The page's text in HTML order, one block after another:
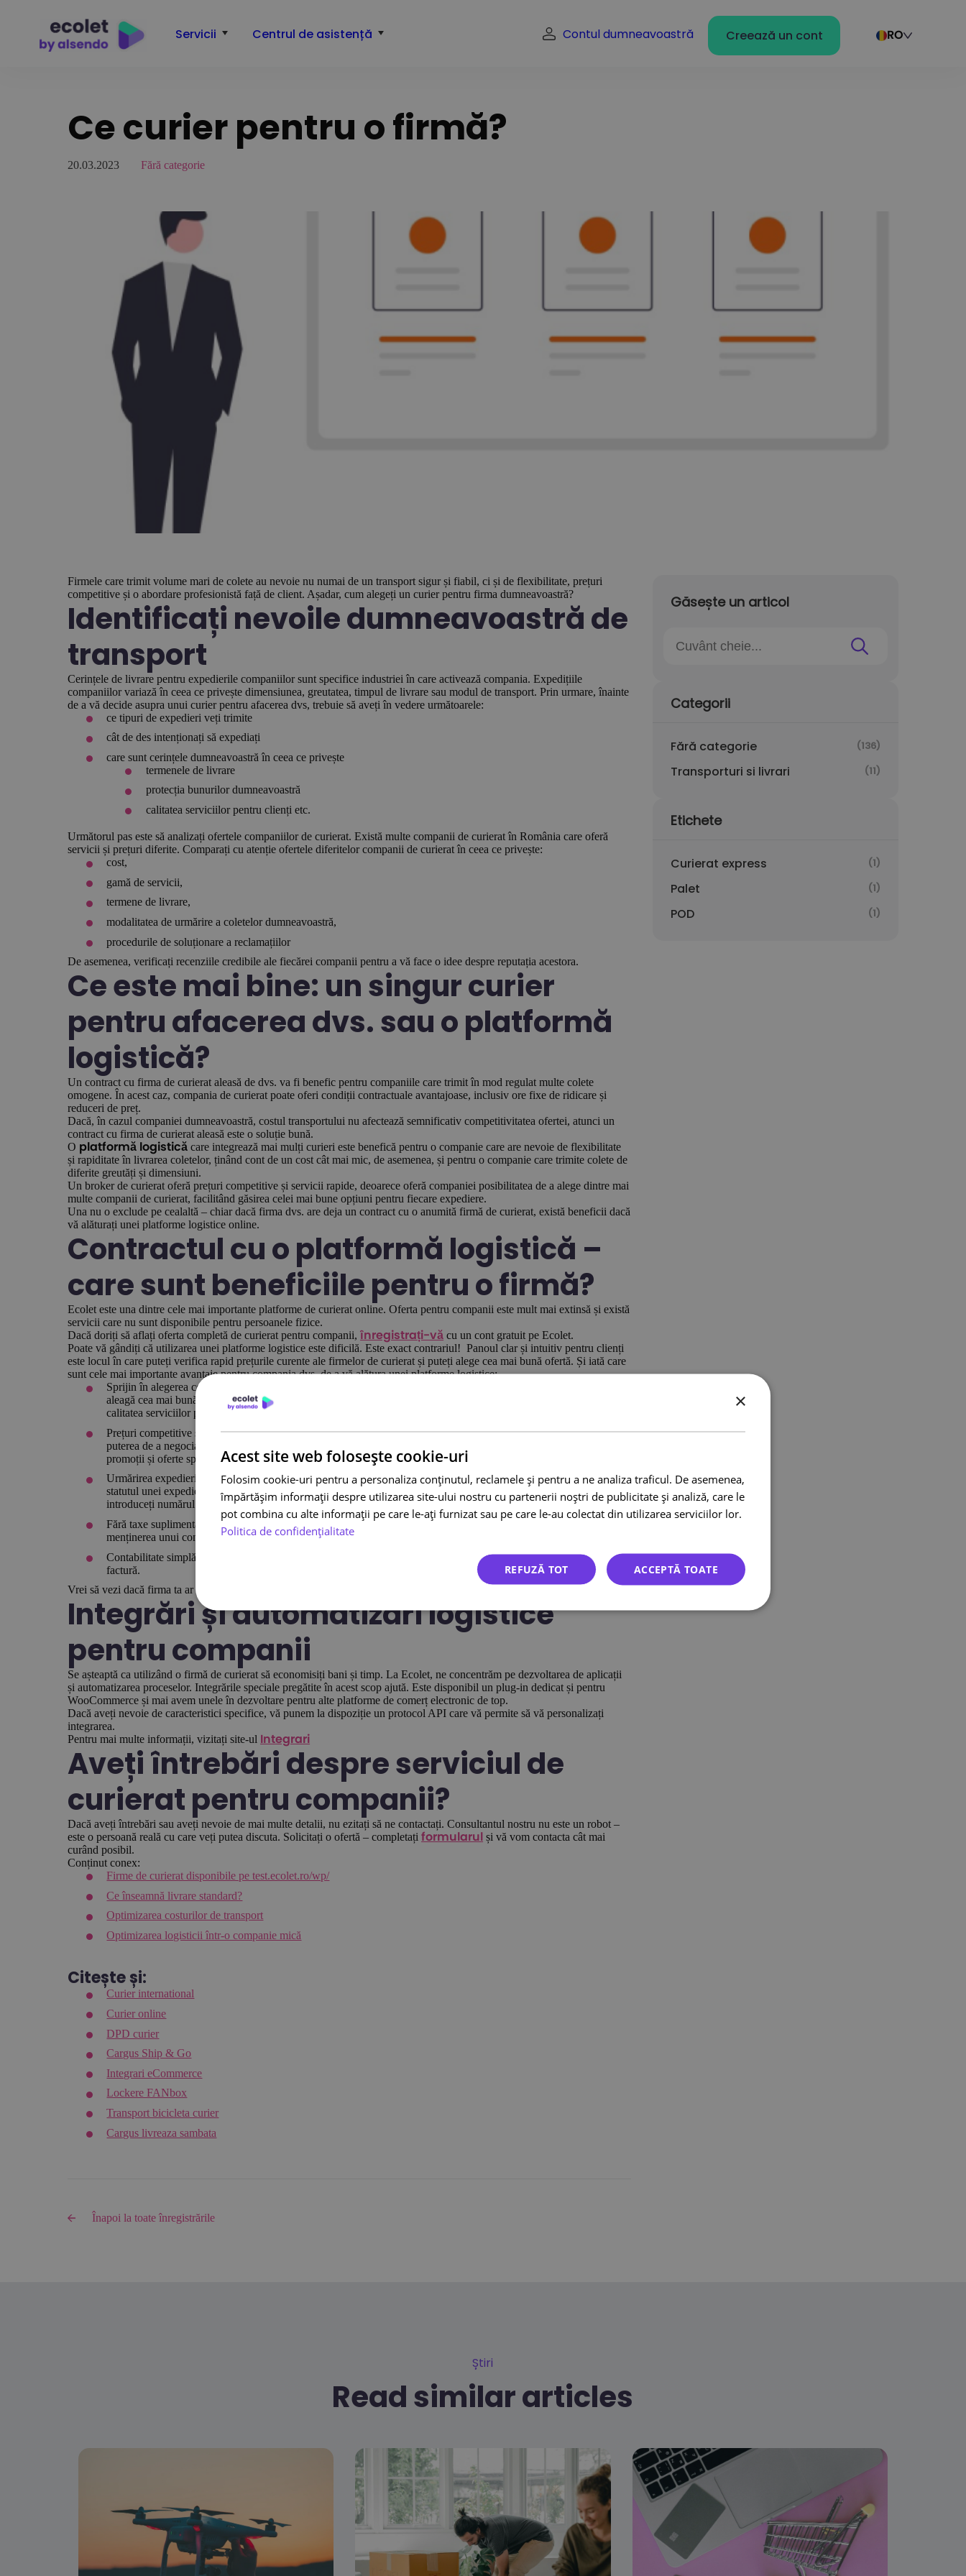
Contul dumneavoastră Creează un cont RO
Servicii Centrul de asistență
Ce curier pentru o firmă?
20.03.2023 Fără categorie
Firmele care trimit volume mari de colete au nevoie nu numai de un transport sigur și fiabil, ci și de flexibilitate, prețuri
competitive și o abordare profesionistă față de client. Așadar, cum alegeți un curier pentru firma dumneavoastră?
Identificați nevoile dumneavoastră de
transport
Cerințele de livrare pentru expedierile companiilor sunt specifice industriei în care activează compania. Expedițiile
companiilor variază în ceea ce privește dimensiunea, greutatea, timpul de livrare sau modul de transport. Prin urmare, înainte
de a vă decide asupra unui curier pentru afacerea dvs, trebuie să aveți în vedere următoarele:
ce tipuri de expedieri veți trimite
cât de des intenționați să expediați
care sunt cerințele dumneavoastră în ceea ce privește
termenele de livrare
protecția bunurilor dumneavoastră
calitatea serviciilor pentru clienți etc.
Următorul pas este să analizați ofertele companiilor de curierat. Există multe companii de curierat în România care oferă
servicii și prețuri diferite. Comparați cu atenție ofertele diferitelor companii de curierat în ceea ce privește:
cost,
gamă de servicii,
termene de livrare,
modalitatea de urmărire a coletelor dumneavoastră,
procedurile de soluționare a reclamațiilor
De asemenea, verificați recenziile credibile ale fiecărei companii pentru a vă face o idee despre reputația acestora.
Ce este mai bine: un singur curier
pentru afacerea dvs. sau o platformă
logistică?
Un contract cu firma de curierat aleasă de dvs. va fi benefic pentru companiile care trimit în mod regulat multe colete
omogene. În acest caz, compania de curierat poate oferi condiții contractuale avantajoase, inclusiv ore fixe de ridicare și
reduceri de preț.
Dacă, în cazul companiei dumneavoastră, costul transportului nu afectează semnificativ competitivitatea ofertei, atunci un
contract cu firma de curierat aleasă este o soluție bună.
O platformă logistică care integrează mai mulți curieri este benefică pentru o companie care are nevoie de flexibilitate
și rapiditate în livrarea coletelor, ținând cont de un cost cât mai mic, de asemenea, și pentru o companie care trimite colete de
diferite greutăți și dimensiuni.
Un broker de curierat oferă prețuri competitive și servicii rapide, deoarece oferă companiei posibilitatea de a alege dintre mai
multe companii de curierat, facilitând găsirea celei mai bune opțiuni pentru fiecare expediere.
Una nu o exclude pe cealaltă – chiar dacă firma dvs. are deja un contract cu o anumită firmă de curierat, există beneficii dacă
vă alăturați unei platforme logistice online.
Contractul cu o platformă logistică –
care sunt beneficiile pentru o firmă?
Ecolet este una dintre cele mai importante platforme de curierat online. Oferta pentru companii este mult mai extinsă și există
servicii care nu sunt disponibile pentru persoanele fizice.
Dacă doriți să aflați oferta completă de curierat pentru companii,înregistrați-vă cu un cont gratuit pe Ecolet.
Poate vă gândiți că utilizarea unei platforme logistice este dificilă. Este exact contrariul! Panoul clar și intuitiv pentru clienți
este locul în care puteți verifica rapid prețurile curente ale firmelor de curierat și puteți alege cea mai bună ofertă. Și iată care
sunt cele mai importante avantaje pentru compania dvs. de a vă alătura unei platforme logistice:
Sprijin în alegerea celei mai bune opțiuni – Ecolet are la dispoziție o echipă de consilieri care ajută companiile să
aleagă cea mai bună opțiune pentru expedierea lor, luând în considerare factori precum costul, timpul de livrare și
calitatea serviciilor pentru clienți,
Prețuri competitive și promoții – Ecolet gestionează volume foarte mari de expedieri în fiecare lună, așa că are
puterea de a negocia cu firmele de curierat și, ca urmare să obțină prețuri competitive. Acest lucru este completat de
promoții și oferte speciale.
Urmărirea expedierilor – un sistem propriu de urmărire a expedierilor permite companiilor să verifice în timp real
statutul unei expedieri. Aceste informații sunt, de asemenea, disponibile direct pentru client. Este suficient să
introduceți numărul de AWB pepagina de urmărire .
Fără taxe suplimentare pentru utilizarea platformei – Ecolet nu percepe taxe pentru înregistrarea, utilizarea și
menținerea unui cont pe platforma logistică este gratuită.
Contabilitate simplă – chiar dacă firma folosește mai mulți curieri, toate costurile lunare sunt incluse într-o singură
factură.
Vrei să vezi dacă firma ta ar beneficia de platforma logistică Ecolet,
Integrări și automatizări logistice
pentru companii
Se așteaptă ca utilizând o firmă de curierat să economisiți bani și timp. La Ecolet, ne concentrăm pe dezvoltarea de aplicații
și automatizarea proceselor. Integrările speciale pregătite în acest scop ajută. Este disponibil un plug-in dedicat și pentru
WooCommerce și mai avem unele în dezvoltare pentru alte platforme de comerț electronic de top.
Dacă aveți nevoie de caracteristici specifice, vă punem la dispoziție un protocol API care vă permite să vă personalizați
integrarea.
Pentru mai multe informații, vizitați site-ul
Integrari
Aveți întrebări despre serviciul de
curierat pentru companii?
Dacă aveți întrebări sau aveți nevoie de mai multe detalii, nu ezitați să ne contactați. Consultantul nostru nu este un robot –
este o persoană reală cu care veți putea discuta. Solicitați o ofertă – completațiformularul și vă vom contacta cât mai
curând posibil.
Conținut conex:
Firme de curierat disponibile pe test.ecolet.ro/wp/
Ce înseamnă livrare standard?
Optimizarea costurilor de transport
Optimizarea logisticii într-o companie mică
Citește și:
Curier international
Curier online
DPD curier
Cargus Ship & Go
Integrari eCommerce
Lockere FANbox
Transport bicicleta curier
Cargus livreaza sambata
Înapoi la toate înregistrările
Găsește un articol
Categorii
Fără categorie (136)
Transporturi si livrari (11)
Etichete
Curierat express (1)
Palet (1)
POD (1)
Știri
Read similar articles
×
Acest site web folosește cookie-uri
Folosim cookie-uri pentru a personaliza conținutul, reclamele și pentru a ne analiza traficul. De asemenea,
împărtășim informații despre utilizarea site-ului nostru cu partenerii noștri de publicitate și analiză, care le
pot combina cu alte informații pe care le-ați furnizat sau pe care le-au colectat din utilizarea serviciilor lor.
Politica de confidențialitate
ACCEPTĂ TOATE
REFUZĂ TOT